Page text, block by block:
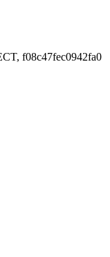
f08c47fec0942fa0